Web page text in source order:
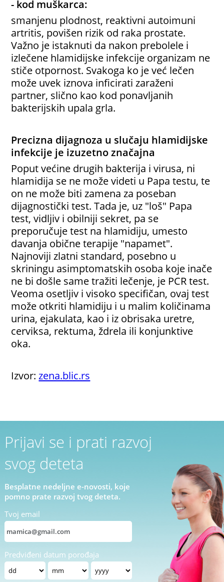
- kod muškarca:
smanjenu plodnost, reaktivni autoimuni
artritis, povišen rizik od raka prostate.
Važno je istaknuti da nakon prebolele i
izlečene hlamidijske infekcije organizam ne
stiče otpornost. Svakoga ko je već lečen
može uvek iznova inficirati zaraženi
partner, slično kao kod ponavljanih
bakterijskih upala grla.
Precizna dijagnoza u slučaju hlamidijske
infekcije je izuzetno značajna
Poput većine drugih bakterija i virusa, ni
hlamidija se ne može videti u Papa testu, te
on ne može biti zamena za poseban
dijagnostički test. Tada je, uz "loš" Papa
test, vidljiv i obilniji sekret, pa se
preporučuje test na hlamidiju, umesto
davanja obične terapije "napamet".
Najnoviji zlatni standard, posebno u
skriningu asimptomatskih osoba koje inače
ne bi došle same tražiti lečenje, je PCR test.
Veoma osetljiv i visoko specifičan, ovaj test
može otkriti hlamidiju i u malim količinama
urina, ejakulata, kao i iz obrisaka uretre,
cerviksa, rektuma, ždrela ili konjunktive
oka.
Izvor:zena.blic.rs
Prijavi se i prati razvoj
svog deteta
Besplatne nedeljne e-novosti, koje
pomno prate razvoj tvog deteta.
Tvoj email
Predviđeni datum porođaja